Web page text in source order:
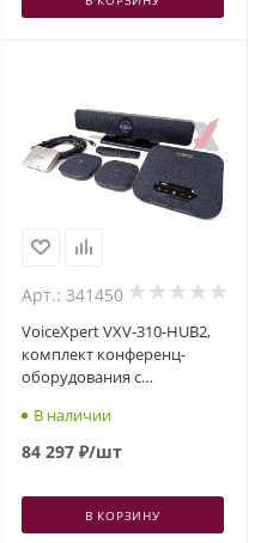
Арт.: 341450
VoiceXpert VXV-310-HUB2,
комплект конференц-
оборудования с
В наличии
84 297₽/шт
В КОРЗИНУ